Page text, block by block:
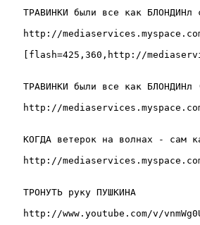
ТРАВИНКИ были все как БЛОНДИНл
http://
[flash=425,360,http://
ТРАВИНКИ были все как БЛОНДИНл
http://
КОГДА ветерок на волнах - сам
http://
    ТРОНУТЬ руку ПУШКИНА
http://www.youtube.com/v/